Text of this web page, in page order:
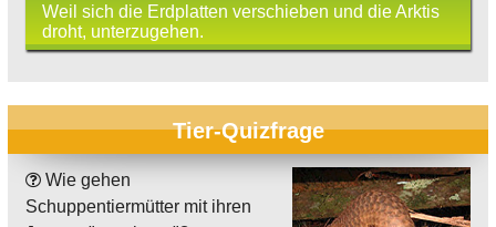
Weil sich die Erdplatten verschieben und die Arktis
droht, unterzugehen.
Tier-Quizfrage
Wie gehen
Schuppentiermütter mit ihren